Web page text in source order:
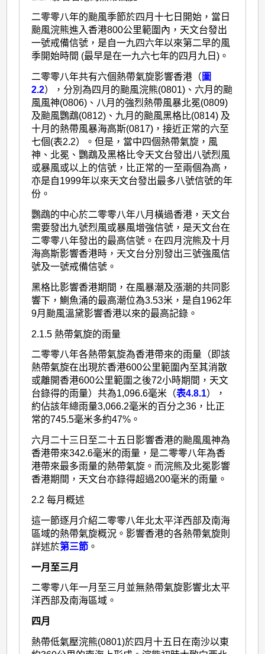
二零零八年的颱風季節於四月十七日開始，當日
颱風浣熊進入香港800公里範圍內，天文台發出
一號戒備信號，是自一九四六年以來第二早的風
季開始時間 (最早是在一九六七年的四月九日)。
二零零八年共有六個熱帶氣旋影響香港（ 圖
2.2），分別為四月的颱風浣熊(0801)、六月的颱
風風神(0806)、八月的強烈熱帶風暴北冕(0809)
及颱風鸚鵡(0812)、九月的颱風黑格比(0814) 及
十月的熱帶風暴海高斯(0817)，接近正常的六至
七個(表2.2）。但是，當中四個熱帶氣旋，風
神、北冕、鸚鵡及黑格比令天文台發出八號烈風
或暴風或以上的信號，比正常的一至兩個為高，
亦是自1999年以來天文台發出最多八號信號的年
份。
鸚鵡的中心於二零零八年八月橫過香港，天文台
需要發出九號烈風或暴風增強信號，是天文台在
二零零八年發出的最高信號。在四月浣熊及十月
海高斯影響香港時，天文台分別發出三號強風信
號及一號戒備信號。
黑格比影響香港期間，在風暴潮及漲潮的共同影
響下，鰂魚涌的最高潮位為3.53米，是自1962年
9月颱風溫黛影響香港以來的最高記錄。
2.1.5 熱帶氣旋的雨量
二零零八年各熱帶氣旋為香港帶來的雨量（即該
熱帶氣旋在出現於香港600公里範圍內至其消散
或離開香港600公里範圍之後72小時期間，天文
台錄得的雨量）共為1,096.6毫米（表4.8.1），
約佔該年總雨量3,066.2毫米的百分之36，比正
常的745.5毫米多約47%。
六月二十三日至二十五日影響香港的颱風風神為
香港帶來342.6毫米的雨量，是二零零八年為香
港帶來最多雨量的熱帶氣旋。而浣熊及北冕影響
香港期間，天文台亦錄得超過200毫米的雨量。
2.2 每月概述
這一節逐月介紹二零零八年北太平洋西部及南海
區域的熱帶氣旋概況。影響香港的各熱帶氣旋則
詳述於第三節 。
一月至三月
二零零八年一月至三月並無熱帶氣旋影響北太平
洋西部及南海區域。
四月
熱帶低氣壓浣熊(0801)於四月十五日在南沙以東